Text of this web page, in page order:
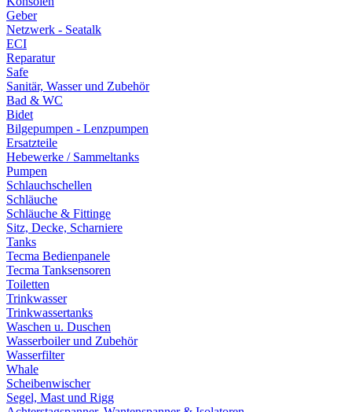
Geber
Netzwerk - Seatalk
ECI
Reparatur
Safe
Sanitär, Wasser und Zubehör
Bad & WC
Bidet
Bilgepumpen - Lenzpumpen
Ersatzteile
Hebewerke / Sammeltanks
Pumpen
Schlauchschellen
Schläuche
Schläuche & Fittinge
Sitz, Decke, Scharniere
Tanks
Tecma Bedienpanele
Tecma Tanksensoren
Toiletten
Trinkwasser
Trinkwassertanks
Waschen u. Duschen
Wasserboiler und Zubehör
Wasserfilter
Whale
Scheibenwischer
Segel, Mast und Rigg